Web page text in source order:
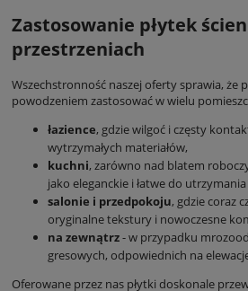
Zastosowanie płytek
przestrzeniach
Wszechstronność naszej oferty sprawia, że
powodzeniem zastosować w wielu
łazience, gdzie wilgoć i częsty
wytrzymałych materiałów,
kuchni, zarówno nad blatem
jako eleganckie i łatwe do utrzymania
salonie i przedpokoju, gdzie coraz
oryginalne tekstury i nowoczesne
na zewnątrz- w przypadku
gresowych, odpowiednich na
Oferowane przez nas płytki doskonale